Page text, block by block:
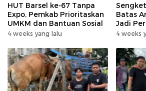
HUT Barsel ke-67 Tanpa
Expo, Pemkab Prioritaskan
UMKM dan Bantuan Sosial
4 weeks yang lalu
Batas
Jadi
4 weeks